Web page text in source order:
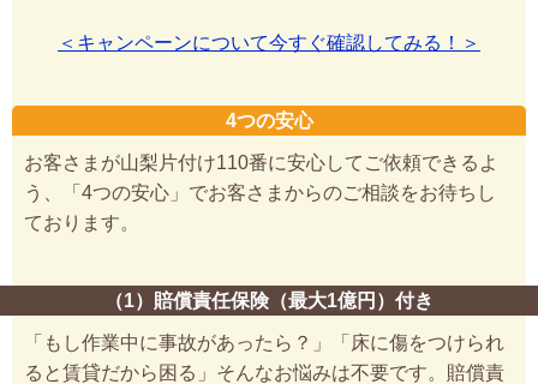
＜キャンペーンについて今すぐ確認してみる！＞
4つの安心
お客さまが山梨片付け110番に安心してご依頼できるよ
う、「4つの安心」でお客さまからのご相談をお待ちし
ております。
（1）賠償責任保険（最大1億円）付き
「もし作業中に事故があったら？」「床に傷をつけられ
ると賃貸だから困る」そんなお悩みは不要です。賠償責